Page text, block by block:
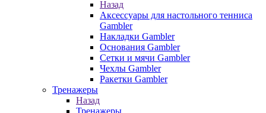
Назад
Аксессуары для настольного тенниса
Gambler
Накладки Gambler
Основания Gambler
Сетки и мячи Gambler
Чехлы Gambler
Ракетки Gambler
Тренажеры
Назад
Тренажеры